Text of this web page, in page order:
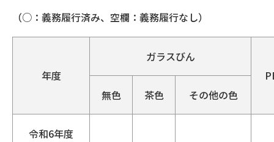
（○：義務履行済み、空欄：義務履行なし）
年度
ガラスびん
無色
茶色 その他の色
令和6年度